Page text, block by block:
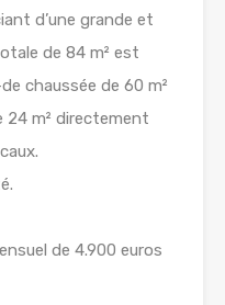
d’une grande et
de 84 m² est
chaussée de 60 m²
24 m² directement
de 4.900 euros